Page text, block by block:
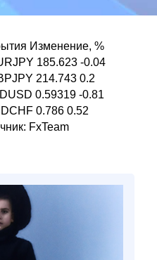
Изменение, %
185.623 -0.04
214.743 0.2
0.59319 -0.81
0.786 0.52
FxTeam